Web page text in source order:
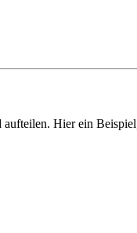
Hier ein